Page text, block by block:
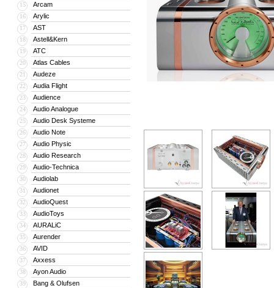
15 Arcam
16 Arylic
17 AST
18 Astell&Kern
19 ATC
20 Atlas Cables
21 Audeze
22 Audia Flight
23 Audience
24 Audio Analogue
25 Audio Desk Systeme
26 Audio Note
27 Audio Physic
28 Audio Research
29 Audio-Technica
30 Audiolab
31 Audionet
32 AudioQuest
33 AudioToys
34 AURALiC
35 Aurender
36 AVID
37 Axxess
38 Ayon Audio
39 Bang & Olufsen